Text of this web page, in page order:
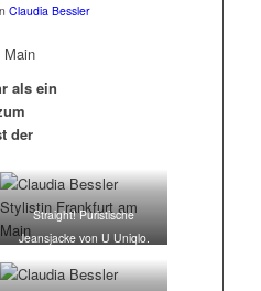
Claudia Bessler
als ein
der
Straight! Puristische
Jeansjacke von U Uniqlo.